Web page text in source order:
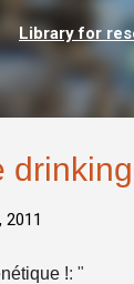
Library for
2011
!: "